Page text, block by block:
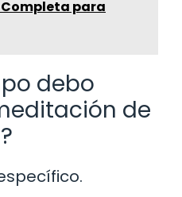
para
debo
de